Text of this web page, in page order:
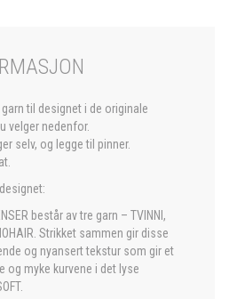
til designet i de originale
velger nedenfor.
selv, og legge til pinner.
består av tre garn – TVINNI,
Strikket sammen gir disse
og nyansert tekstur som gir et
og myke kurvene i det lyse